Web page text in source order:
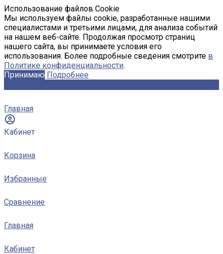
Использование файлов Cookie
Мы используем файлы cookie, разработанные нашими
специалистами и третьими лицами, для анализа событий
на нашем веб-сайте. Продолжая просмотр страниц
нашего сайта, вы принимаете условия его
использования. Более подробные сведения смотрите в
Политике конфиденциальности.
Принимаю Подробнее
Главная
Кабинет
Корзина
Избранные
Сравнение
Главная
Кабинет